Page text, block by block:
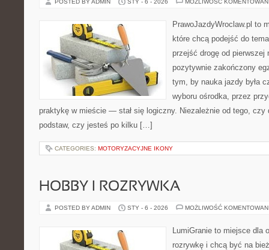
POSTED BY ADMIN STY - 6 - 2026 MOŻLIWOŚĆ
PrawoJazdyWroclaw.pl to
które chcą podejść do
przejść drogę od pierwszej
pozytywnie zakończony
tym, by nauka jazdy była
wyboru ośrodka, przez
praktykę w mieście — stał się logiczny. Niezależnie od tego,
podstaw, czy jesteś po kilku […]
CATEGORIES: MOTORYZACYJNE IKONY
HOBBY I ROZRYWKA
POSTED BY ADMIN STY - 6 - 2026 MOŻLIWOŚĆ
LumiGranie to miejsce dla
rozrywkę i chcą być na